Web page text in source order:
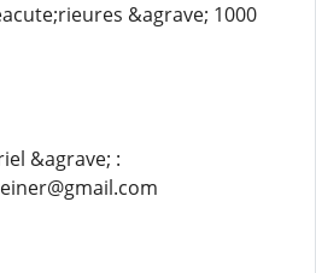
&agrave; 1000
&agrave; :